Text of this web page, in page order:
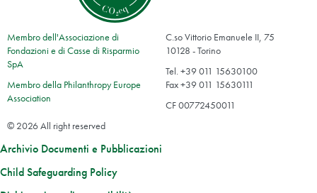
Membro dell'Associazione di
Fondazioni e di Casse di Risparmio
SpA
Membro della Philanthropy Europe
Association
C.so Vittorio Emanuele II, 75
10128 - Torino
Tel. +39 011 15630100
Fax +39 011 15630111
CF 00772450011
© 2026 All right reserved
Archivio Documenti e Pubblicazioni
Child Safeguarding Policy